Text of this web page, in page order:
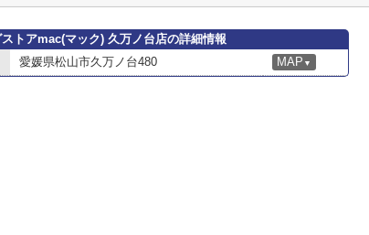
ストアmac(マック) 久万ノ台店の詳細情報
愛媛県松山市久万ノ台480 MAP ▼